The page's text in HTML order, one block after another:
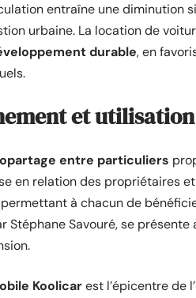
entraîne une diminution
urbaine. La location de
durable, en
et
entre particuliers
en relation des propriétaires et
permettant à chacun de
Stéphane Savouré, se
Koolicarest l’épicentre de